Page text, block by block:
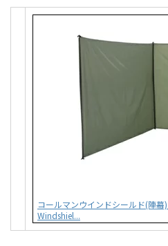
コールマンウインドシールド(陣
Windshiel...